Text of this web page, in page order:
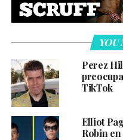
Perez
TikTok
Elliot
Robin